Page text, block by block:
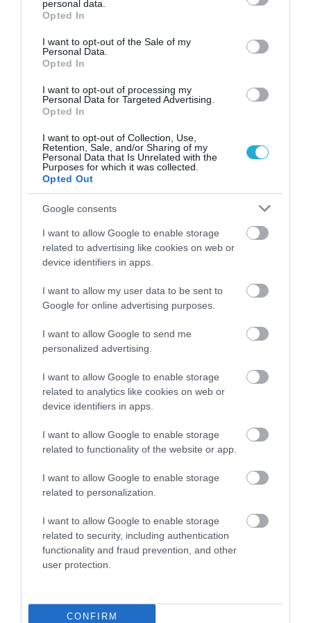
grant or deny consent to Google and its third-party tags to
use your data for below specified purposes in below Google
consent section.
personal data.
Opted In
I want to opt-out of the Sale of my
Personal Data.
Opted In
I want to opt-out of processing my
Personal Data for Targeted Advertising.
Opted In
I want to opt-out of Collection, Use,
Retention, Sale, and/or Sharing of my
Personal Data that Is Unrelated with the
Purposes for which it was collected.
Opted Out
Google consents
I want to allow Google to enable storage
related to advertising like cookies on web or
device identifiers in apps.
I want to allow my user data to be sent to
Google for online advertising purposes.
I want to allow Google to send me
personalized advertising.
I want to allow Google to enable storage
related to analytics like cookies on web or
device identifiers in apps.
I want to allow Google to enable storage
related to functionality of the website or app.
I want to allow Google to enable storage
related to personalization.
I want to allow Google to enable storage
related to security, including authentication
functionality and fraud prevention, and other
user protection.
CONFIRM
την ανακοίνωση του Αντρέ Λουίς
ΚΡΙΣΤΙΑΝ ΜΠΙΤΣΑΚΟΥ
07.08.2026 | 19:48
Παναθηναϊκός: Ψυχραιμία, ενίσχυση στον
άξονα και πρόκριση στη Σόφια
ΚΡΙΣΤΙΑΝ ΜΠΙΤΣΑΚΟΥ
07.08.2026 | 19:03
PODCASTS
Μπαλατσούκας pagenews.gr:«Η κυβέρνηση θυμάται τους
πυροσβέστες όταν τους λέει ήρωες–όχι όταν ζητούν
στήριξη»
Γ.Βρεττάκος στο pagenews.gr: «Το ΠΑΣΟΚ μπλοκάρει τη
Συνταγματική Αναθεώρηση και φορτώνει ευθύνες στη